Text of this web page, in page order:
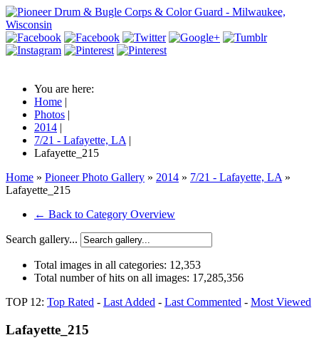
You are here:
Home |
Photos |
2014 |
7/21 - Lafayette, LA |
Lafayette_215
Home » Pioneer Photo Gallery » 2014 » 7/21 - Lafayette, LA »
Lafayette_215
← Back to Category Overview
Search gallery...
Total images in all categories: 12,353
Total number of hits on all images: 17,285,356
TOP 12: Top Rated - Last Added - Last Commented - Most Viewed
Lafayette_215